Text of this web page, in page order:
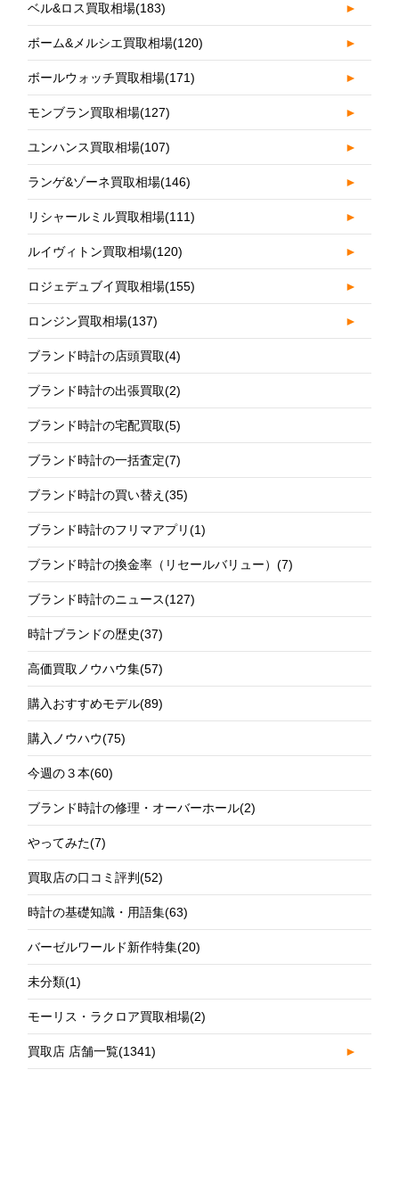
ベル&ロス買取相場(183) ►
ボーム&メルシエ買取相場(120) ►
ボールウォッチ買取相場(171) ►
モンブラン買取相場(127) ►
ユンハンス買取相場(107) ►
ランゲ&ゾーネ買取相場(146) ►
リシャールミル買取相場(111) ►
ルイヴィトン買取相場(120) ►
ロジェデュブイ買取相場(155) ►
ロンジン買取相場(137) ►
ブランド時計の店頭買取(4)
ブランド時計の出張買取(2)
ブランド時計の宅配買取(5)
ブランド時計の一括査定(7)
ブランド時計の買い替え(35)
ブランド時計のフリマアプリ(1)
ブランド時計の換金率（リセールバリュー）(7)
ブランド時計のニュース(127)
時計ブランドの歴史(37)
高価買取ノウハウ集(57)
購入おすすめモデル(89)
購入ノウハウ(75)
今週の３本(60)
ブランド時計の修理・オーバーホール(2)
やってみた(7)
買取店の口コミ評判(52)
時計の基礎知識・用語集(63)
バーゼルワールド新作特集(20)
未分類(1)
モーリス・ラクロア買取相場(2)
買取店 店舗一覧(1341) ►